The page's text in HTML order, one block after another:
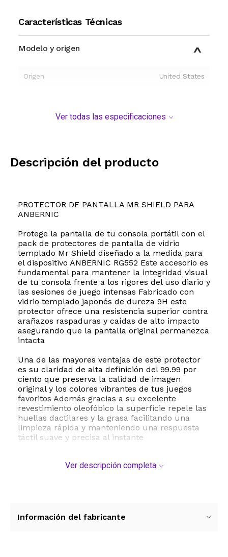
Características Técnicas
Modelo y origen
Origen United States
Ver todas las especificaciones
Descripción del producto
PROTECTOR DE PANTALLA MR SHIELD PARA
ANBERNIC
Protege la pantalla de tu consola portátil con el
pack de protectores de pantalla de vidrio
templado Mr Shield diseñado a la medida para
el dispositivo ANBERNIC RG552 Este accesorio es
fundamental para mantener la integridad visual
de tu consola frente a los rigores del uso diario y
las sesiones de juego intensas Fabricado con
vidrio templado japonés de dureza 9H este
protector ofrece una resistencia superior contra
arañazos raspaduras y caídas de alto impacto
asegurando que la pantalla original permanezca
intacta
Una de las mayores ventajas de este protector
es su claridad de alta definición del 99.99 por
ciento que preserva la calidad de imagen
original y los colores vibrantes de tus juegos
favoritos Además gracias a su excelente
revestimiento oleofóbico la superficie repele las
huellas dactilares y la grasa facilitando una
limpieza rápida y manteniendo una respuesta
táctil suave y precisa al instante
de pantalla lo que te brinda repuestos listos
remoción limpia sin dejar residuos pegajosos El
Ver descripción completa
Información del fabricante